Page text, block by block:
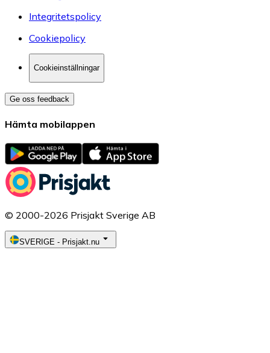
Integritetspolicy
Cookiepolicy
Cookieinställningar
Ge oss feedback
Hämta mobilappen
© 2000-2026 Prisjakt Sverige AB
SVERIGE - Prisjakt.nu